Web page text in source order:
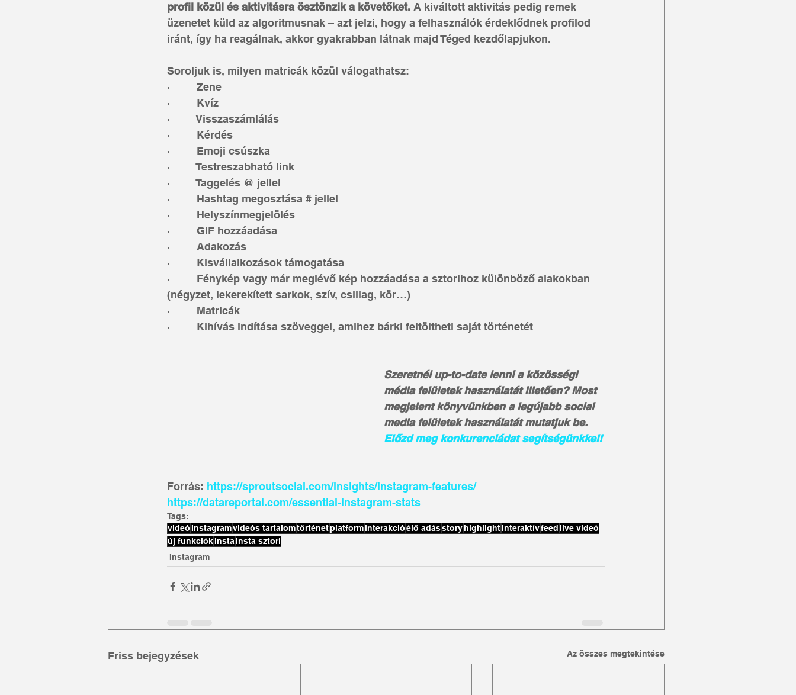
profil közül és aktivitásra ösztönzik a követőket. A kiváltott aktivitás pedig remek
üzenetet küld az algoritmusnak – azt jelzi, hogy a felhasználók érdeklődnek profilod
iránt, így ha reagálnak, akkor gyakrabban látnak majd Téged kezdőlapjukon.
Soroljuk is, milyen matricák közül válogathatsz:
·         Zene
·         Kvíz
·         Visszaszámlálás
·         Kérdés
·         Emoji csúszka
·         Testreszabható link
·         Taggelés @ jellel
·         Hashtag megosztása # jellel
·         Helyszínmegjelölés
·         GIF hozzáadása
·         Adakozás
·         Kisvállalkozások támogatása
·         Fénykép vagy már meglévő kép hozzáadása a sztorihoz különböző alakokban
(négyzet, lekerekített sarkok, szív, csillag, kör…)
·         Matricák
·         Kihívás indítása szöveggel, amihez bárki feltöltheti saját történetét
Szeretnél up-to-date lenni a közösségi
média felületek használatát illetően? Most
megjelent könyvünkben a legújabb social
media felületek használatát mutatjuk be.
Előzd meg konkurenciádat segítségünkkel!
Forrás: https://sproutsocial.com/insights/instagram-features/
https://datareportal.com/essential-instagram-stats
Tags:
videóInstagramvideós tartalomtörténetplatforminterakcióélő adásstoryhighlightinteraktívfeed live videó
új funkciókInstaInsta sztori
Instagram
Friss bejegyzések Az összes megtekintése